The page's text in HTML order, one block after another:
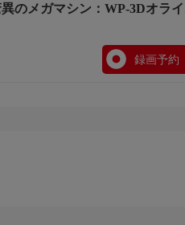
異のメガマシン：WP-3Dオラ
録画予約